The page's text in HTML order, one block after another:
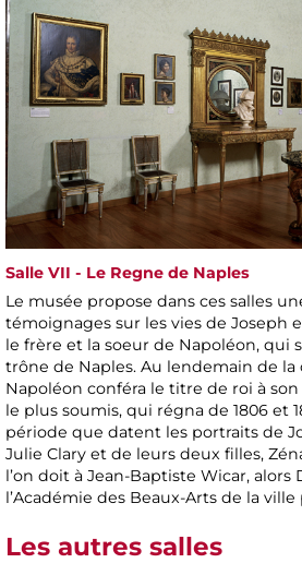
Salle VII - Le Regne de Naples
Le musée propose dans ces salles
témoignages sur les vies de Joseph
le frère et la soeur de Napoléon, qui
trône de Naples. Au lendemain de
Napoléon conféra le titre de roi à son
le plus soumis, qui régna de 1806 et
période que datent les portraits de
Julie Clary et de leurs deux filles,
l’on doit à Jean-Baptiste Wicar, alors
l’Académie des Beaux-Arts de la
Les autres salles